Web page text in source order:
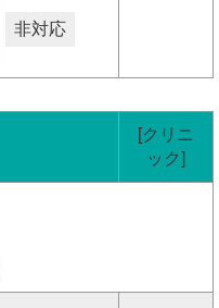
非対応
[クリニ
ック]